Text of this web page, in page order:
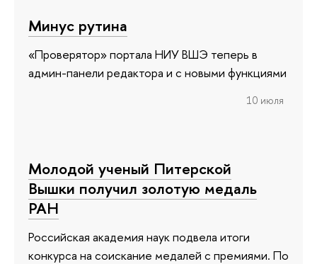
Минус рутина
«Проверятор» портала НИУ ВШЭ теперь в
админ-панели редактора и с новыми функциями
10 июля
Молодой ученый Питерской
Вышки получил золотую медаль
РАН
Российская академия наук подвела итоги
конкурса на соискание медалей с премиями. По